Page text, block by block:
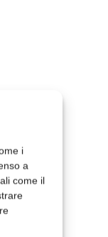
i
a
come il